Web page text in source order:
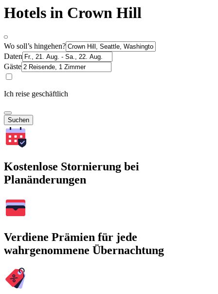
Hotels in Crown Hill
Wo soll’s hingehen?
Daten
Gäste
Ich reise geschäftlich
Suchen
Kostenlose Stornierung bei
Planänderungen
Verdiene Prämien für jede
wahrgenommene Übernachtung